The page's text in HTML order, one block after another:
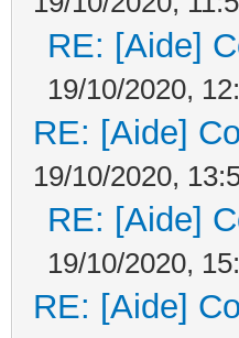
RE: [Aide]
19/10/2020,
RE: [Aide]
19/10/2020,
RE: [Aide]
19/10/2020,
RE: [Aide]